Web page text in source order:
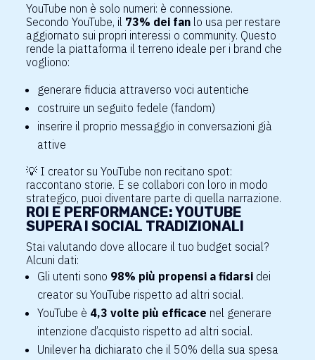
YouTube non è solo numeri: è connessione.
Secondo YouTube, il 73% dei fanlo usa per restare
aggiornato sui propri interessi o community. Questo
rende la piattaforma il terreno ideale per i brand che
vogliono:
generare fiducia attraverso voci autentiche
costruire un seguito fedele (fandom)
inserire il proprio messaggio in conversazioni già
attive
💡 I creator su YouTube non recitano spot:
raccontano storie. E se collabori con loro in modo
strategico, puoi diventare parte di quella narrazione.
ROI E PERFORMANCE: YOUTUBE
SUPERA I SOCIAL TRADIZIONALI
Stai valutando dove allocare il tuo budget social?
Alcuni dati:
Gli utenti sono 98% più propensi a fidarsidei
creator su YouTube rispetto ad altri social.
YouTube è 4,3 volte più efficace nel generare
intenzione d’acquisto rispetto ad altri social.
Unilever ha dichiarato che il 50% della sua spesa